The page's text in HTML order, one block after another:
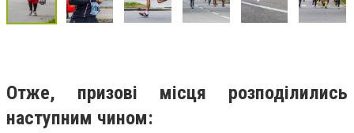
Отже, призові місця розподілились
наступним чином: